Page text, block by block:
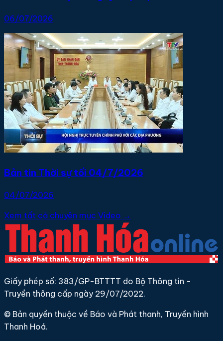
06/07/2026
Bản tin Thời sự tối 04/7/2026
04/07/2026
Xem tất cả chuyên mục Video →
Giấy phép số: 383/GP-BTTTT do Bộ Thông tin -
Truyền thông cấp ngày 29/07/2022.
© Bản quyền thuộc về Báo và Phát thanh, Truyền hình
Thanh Hoá.